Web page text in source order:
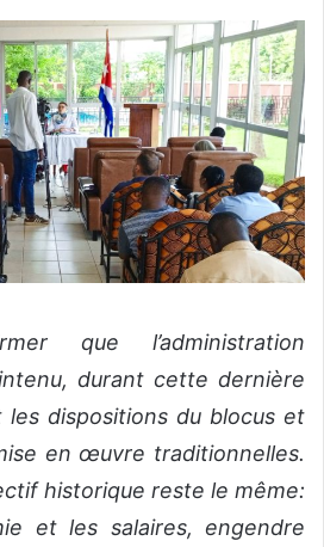
que l’administration
durant cette dernière
dispositions du blocus et
en œuvre traditionnelles.
historique reste le même:
et les salaires, engendre